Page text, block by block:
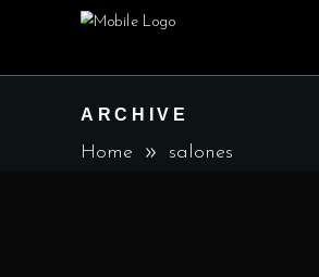
ARCHIVE
Home salones